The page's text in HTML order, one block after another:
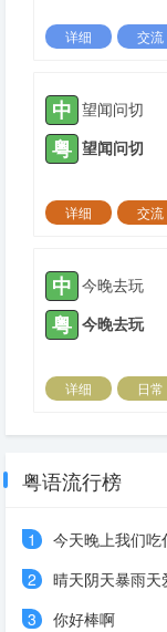
详细
交流
中 望闻问切
粤 望闻问切
详细
交流
中 今晚去玩
粤 今晚去玩
详细
日常
粤语流行榜
1
今天晚上我们吃
2
晴天阴天暴雨天爱你
3
你好棒啊